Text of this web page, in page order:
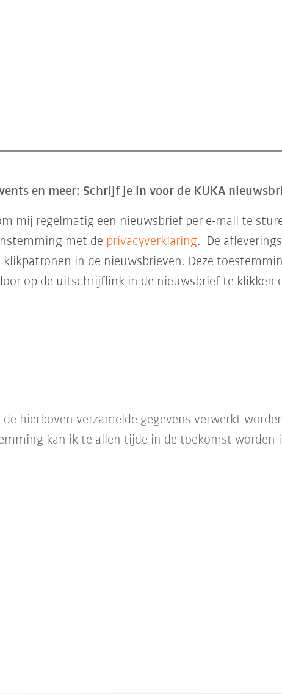
en meer: Schrijf je in voor de KUKA
mij regelmatig een nieuwsbrief per e-mail te
met de privacyverklaring. De
klikpatronen in de nieuwsbrieven. Deze
op de uitschrijflink in de nieuwsbrief te klikken
hierboven verzamelde gegevens verwerkt
kan ik te allen tijde in de toekomst worden